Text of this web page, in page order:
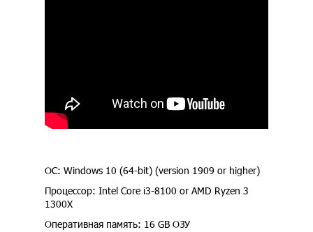
ОС: Windows 10 (64-bit) (version 1909 or higher)
Процессор: Intel Core i3-8100 or AMD Ryzen 3
1300X
Оперативная память: 16 GB ОЗУ